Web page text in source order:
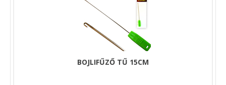
BOJLIFŰZŐ TŰ 15CM